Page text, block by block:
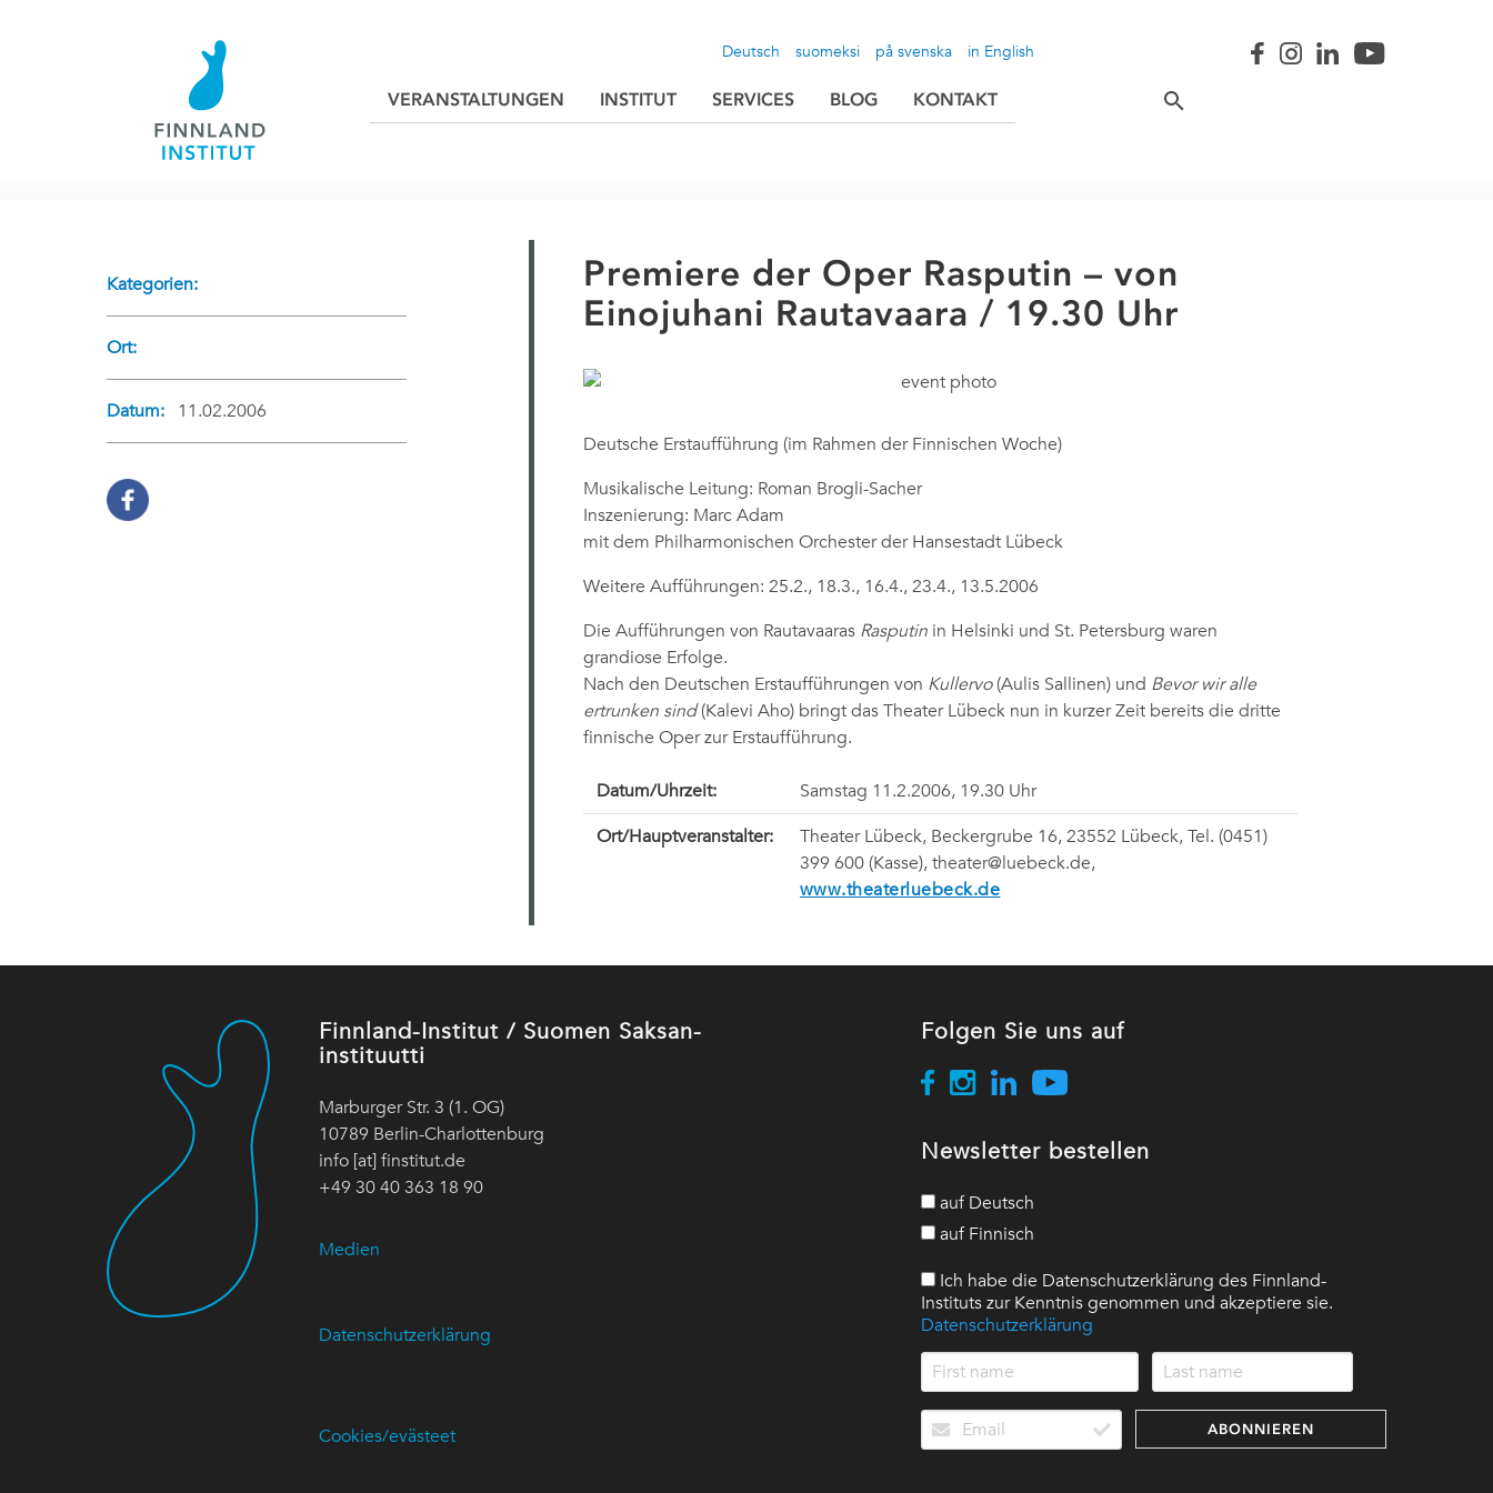
suomeksi
Deutsch på svenska in English
VERANSTALTUNGEN INSTITUT SERVICES BLOG KONTAKT
Kategorien:
Ort:
Datum: 11.02.2006
Premiere der Oper Rasputin – von
Einojuhani Rautavaara / 19.30 Uhr
Deutsche Erstaufführung (im Rahmen der Finnischen Woche)
Musikalische Leitung: Roman Brogli-Sacher
Inszenierung: Marc Adam
mit dem Philharmonischen Orchester der Hansestadt Lübeck
Weitere Aufführungen: 25.2., 18.3., 16.4., 23.4., 13.5.2006
Die Aufführungen von Rautavaaras Rasputinin Helsinki und St. Petersburg waren
grandiose Erfolge.
Nach den Deutschen Erstaufführungen von Kullervo(Aulis Sallinen) und Bevor wir alle
ertrunken sind(Kalevi Aho) bringt das Theater Lübeck nun in kurzer Zeit bereits die dritte
finnische Oper zur Erstaufführung.
Datum/Uhrzeit: Samstag 11.2.2006, 19.30 Uhr
Ort/Hauptveranstalter:
Theater Lübeck, Beckergrube 16, 23552 Lübeck, Tel. (0451)
399 600 (Kasse), theater@luebeck.de,
www.theaterluebeck.de
Finnland-Institut / Suomen Saksan-
instituutti
Marburger Str. 3 (1. OG)
10789 Berlin-Charlottenburg
info [at] finstitut.de
+49 30 40 363 18 90
Medien
Datenschutzerklärung
Cookies/evästeet
Folgen Sie uns auf
Newsletter bestellen
auf Deutsch
auf Finnisch
Ich habe die Datenschutzerklärung des Finnland-
Instituts zur Kenntnis genommen und akzeptiere sie.
Datenschutzerklärung
ABONNIEREN